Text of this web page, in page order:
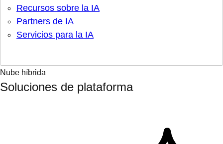
Recursos sobre la IA
Partners de IA
Servicios para la IA
Nube híbrida
Soluciones de plataforma